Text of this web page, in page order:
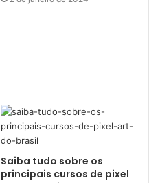
Saiba tudo sobre os
principais cursos de pixel